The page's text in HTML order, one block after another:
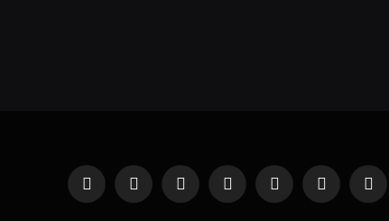
FacebookInstagramYouTubeTikTok Twitch Steam RSS